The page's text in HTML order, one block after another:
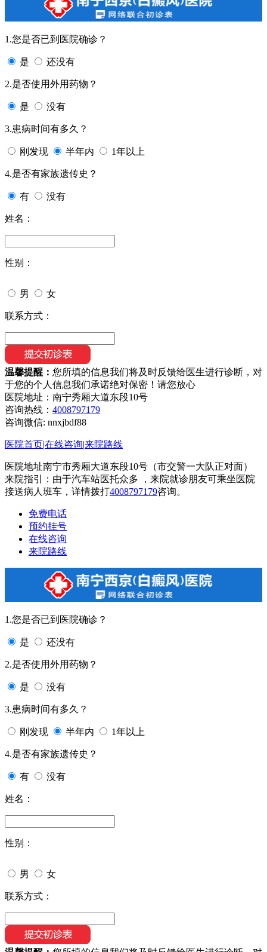
1.您是否已到医院确诊？
是 还没有
2.是否使用外用药物？
是 没有
3.患病时间有多久？
刚发现 半年内 1年以上
4.是否有家族遗传史？
有 没有
姓名：
性别：
男 女
联系方式：
温馨提醒： 您所填的信息我们将及时反馈给医生进行诊断，对
于您的个人信息我们承诺绝对保密！请您放心
医院地址：南宁秀厢大道东段10号
咨询热线： 4008797179
咨询微信: nnxjbdf88
医院首页|在线咨询|来院路线
医院地址南宁市秀厢大道东段10号（市交警一大队正对面）
来院指引：由于汽车站医托众多 ，来院就诊朋友可乘坐医院
接送病人班车，详情拨打4008797179咨询。
免费电话
预约挂号
在线咨询
来院路线
1.您是否已到医院确诊？
是 还没有
2.是否使用外用药物？
是 没有
3.患病时间有多久？
刚发现 半年内 1年以上
4.是否有家族遗传史？
有 没有
姓名：
性别：
男 女
联系方式：